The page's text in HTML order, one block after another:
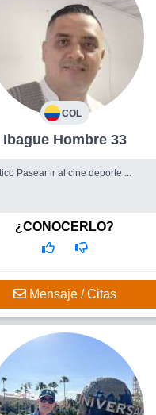
COL
Ibague Hombre 33
Pasear ir al cine deporte ...
¿CONOCERLO?
Mensaje / Citas